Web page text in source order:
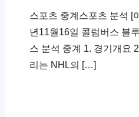
스포츠 중계스포츠 분석 [
년11월16일 콜럼버스 블
스 분석 중계 1. 경기개요
리는 NHL의 […]